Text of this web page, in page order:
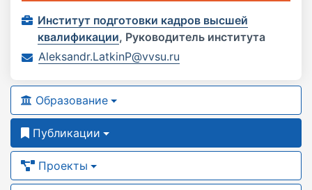
Институт подготовки кадров высшей
квалификации, Руководитель института
Aleksandr.LatkinP@vvsu.ru
Образование
Публикации
Проекты